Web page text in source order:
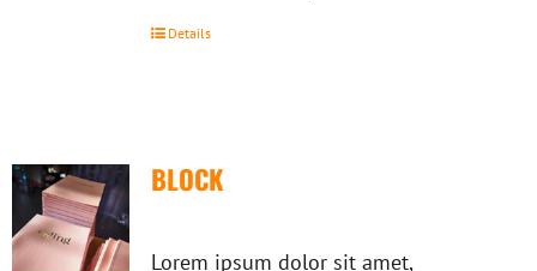
Details
BLOCK
Lorem ipsum dolor sit amet,